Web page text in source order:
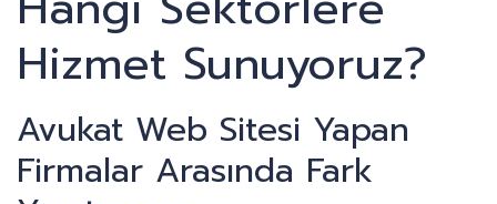
Hizmet Sunuyoruz?
Avukat Web Sitesi Yapan
Firmalar Arasında Fark